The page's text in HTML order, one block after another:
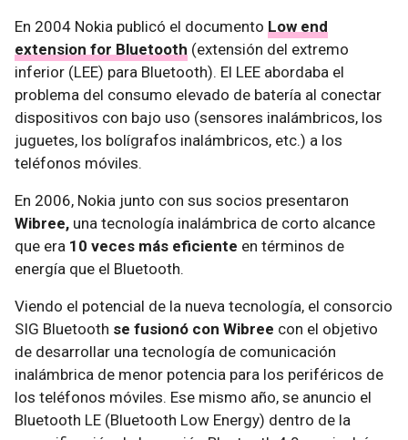
En 2004 Nokia publicó el documento Low end
extension for Bluetooth (extensión del extremo
inferior (LEE) para Bluetooth). El LEE abordaba el
problema del consumo elevado de batería al conectar
dispositivos con bajo uso (sensores inalámbricos, los
juguetes, los bolígrafos inalámbricos, etc.) a los
teléfonos móviles.
En 2006, Nokia junto con sus socios presentaron
Wibree, una tecnología inalámbrica de corto alcance
que era 10 veces más eficiente en términos de
energía que el Bluetooth.
Viendo el potencial de la nueva tecnología, el consorcio
SIG Bluetooth se fusionó con Wibree con el objetivo
de desarrollar una tecnología de comunicación
inalámbrica de menor potencia para los periféricos de
los teléfonos móviles. Ese mismo año, se anuncio el
Bluetooth LE (Bluetooth Low Energy) dentro de la